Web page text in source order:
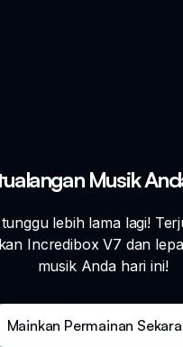
Musik
lebih lama lagi!
Incredibox V7 dan
musik Anda hari ini!
Mainkan Permainan